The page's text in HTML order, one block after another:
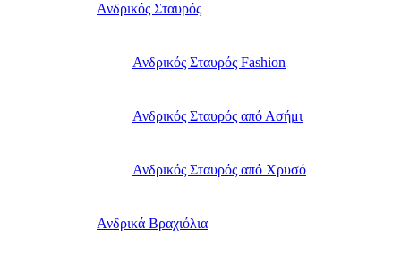
Ανδρικός Σταυρός
Ανδρικός Σταυρός Fashion
Ανδρικός Σταυρός από Ασήμι
Ανδρικός Σταυρός από Χρυσό
Ανδρικά Βραχιόλια